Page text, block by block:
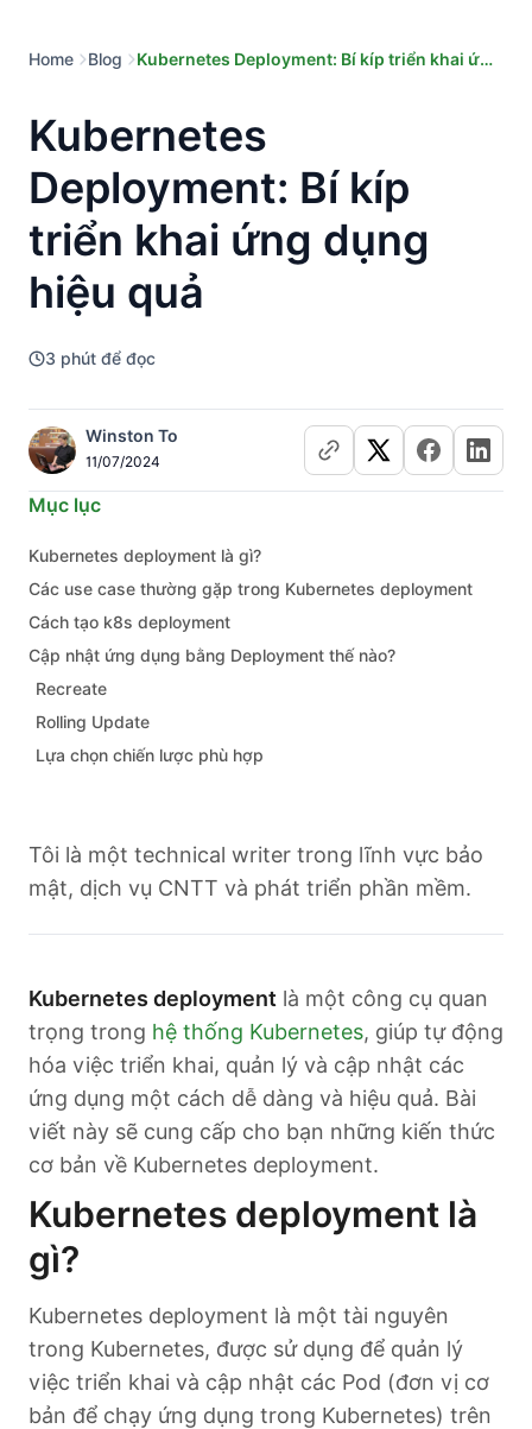
Home Blog
Kubernetes Deployment: Bí kíp triển khai ứng
Kubernetes
Deployment: Bí kíp
triển khai ứng dụng
hiệu quả
3 phút để đọc
Winston To
11/07/2024
Mục lục
Kubernetes deployment là gì?
Các use case thường gặp trong Kubernetes deployment
Cách tạo k8s deployment
Cập nhật ứng dụng bằng Deployment thế nào?
Recreate
Rolling Update
Lựa chọn chiến lược phù hợp
Tôi là một technical writer trong lĩnh vực bảo
mật, dịch vụ CNTT và phát triển phần mềm.
Kubernetes deployment là một công cụ quan
trọng trong hệ thống Kubernetes, giúp tự động
hóa việc triển khai, quản lý và cập nhật các
ứng dụng một cách dễ dàng và hiệu quả. Bài
viết này sẽ cung cấp cho bạn những kiến thức
cơ bản về Kubernetes deployment.
Kubernetes deployment là
gì?
Kubernetes deployment là một tài nguyên
trong Kubernetes, được sử dụng để quản lý
việc triển khai và cập nhật các Pod (đơn vị cơ
bản để chạy ứng dụng trong Kubernetes) trên